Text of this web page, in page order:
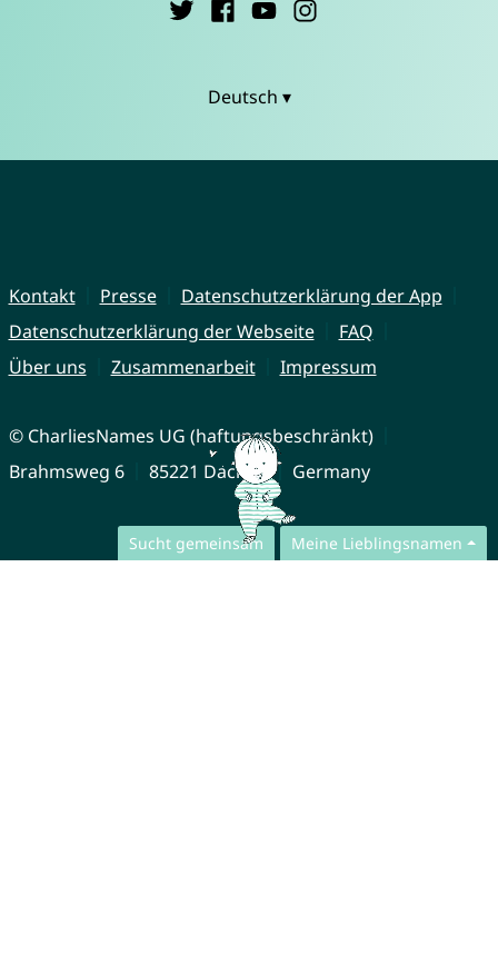
Sucht gemeinsam Meine Lieblingsnamen
Deutsch ▾
Kontakt Presse
Datenschutzerklärung der App
Datenschutzerklärung der Webseite
FAQ
Über uns
Zusammenarbeit Impressum
© CharliesNames UG (haftungsbeschränkt)
Brahmsweg 6
85221 Dachau Germany